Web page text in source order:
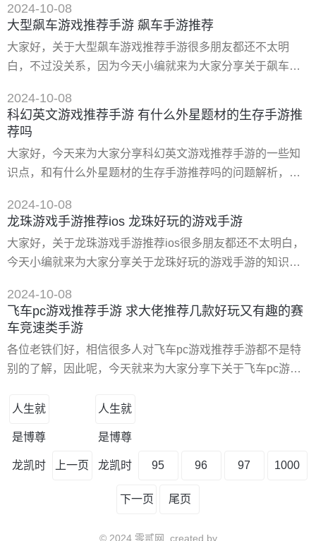
版本：v1.1 大小：37.00m 语言：中文 平台：安卓apk 推荐
星级（评分）：★★★★★ 游戏标签:冒险手游宝藏之城宝藏
之城手游非常清新简单的界面给你冒险竞技的乐趣，简单的
玩法非常的轻松
2024-10-08
大型飙车游戏推荐手游 飙车手游推荐
大家好，关于大型飙车游戏推荐手游很多朋友都还不太明
白，不过没关系，因为今天小编就来为大家分享关于飙车手
题，如果碰巧可以解决您的问题，还望关注下本站哦，希望
对各位有所帮助！ 一、有什么好玩的赛车手游 问题一：关于
是一款曾获殊荣的**作品，为移动赛车游戏树立了新的标杆没
有真正体验
2024-10-08
科幻英文游戏推荐手游 有什么外星题材的生存手游推
荐吗
大家好，今天来为大家分享科幻英文游戏推荐手游的一些知
识点，和有什么外星题材的生存手游推荐吗的问题解析，大
本篇文章，相信很大概率可以解决您的问题，接下来我们就
一起来看看吧！ 一、有什么外星题材的生存手游推荐吗 《异
星迷航》是一款科幻外太空题材的星际生存冒险手游，玩家
驾驶自己的飞船游*在太空间，一路搜索资源与可用物资，为*
2024-10-08
龙珠游戏手游推荐ios 龙珠好玩的游戏手游
大家好，关于龙珠游戏手游推荐ios很多朋友都还不太明白，
今天小编就来为大家分享关于龙珠好玩的游戏手游的知识，
手游有《龙珠激斗》和《龙珠觉醒》。 1、《龙珠激斗》：
这款游戏是在为热血之魂而战斗，通过**的团队来共同展现出
都挺真实的。比赛当中可以说是全权倒入的那种感觉
2024-10-08
飞车pc游戏推荐手游 求大佬推荐几款好玩又有趣的赛
车竞速类手游
各位老铁们好，相信很多人对飞车pc游戏推荐手游都不是特
别的了解，因此呢，今天就来为大家分享下关于飞车pc游戏
的问题知识，还望可以帮助大家，解决大家的一些困惑，下
速类手游 在手机游戏领域里，赛车竞速类的游戏算是**冷门
的一种类型，这类游戏对手机的型号配置要求比较高
人生就
是博尊
龙凯时 上一页
人生就
是博尊
龙凯时 95 96 97 1000
下一页 尾页
© 2024 零贰网, created by